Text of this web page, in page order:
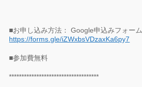
■お申し込み方法： Google申込みフォーム
https://forms.gle/iZWxbsVDzaxKa6py7
■参加費無料
************************************